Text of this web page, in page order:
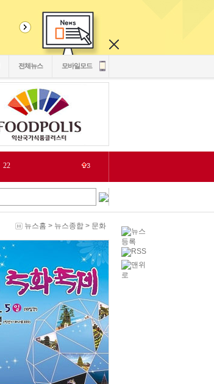
전체뉴스 모바일모드
22
3
1
2
源
1
二쇱감
2
紐⑦
2
cctv
1
LH
chlwntjd
뉴스홈 > 뉴스종합 > 문화